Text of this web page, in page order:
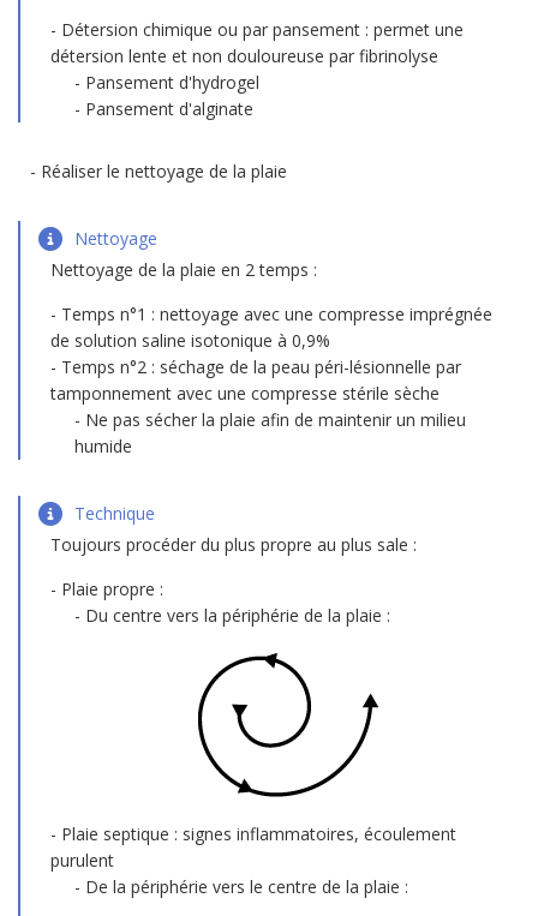
Détersion chimique ou par pansement : permet une
détersion lente et non douloureuse par fibrinolyse
Pansement d'hydrogel
Pansement d'alginate
Réaliser le nettoyage de la plaie
Nettoyage
Nettoyage de la plaie en 2 temps :
Temps n°1 : nettoyage avec une compresse imprégnée
de solution saline isotonique à 0,9%
Temps n°2 : séchage de la peau péri-lésionnelle par
tamponnement avec une compresse stérile sèche
Ne pas sécher la plaie afin de maintenir un milieu
humide
Technique
Toujours procéder du plus propre au plus sale :
Plaie propre :
Du centre vers la périphérie de la plaie :
Plaie septique : signes inflammatoires, écoulement
purulent
De la périphérie vers le centre de la plaie :